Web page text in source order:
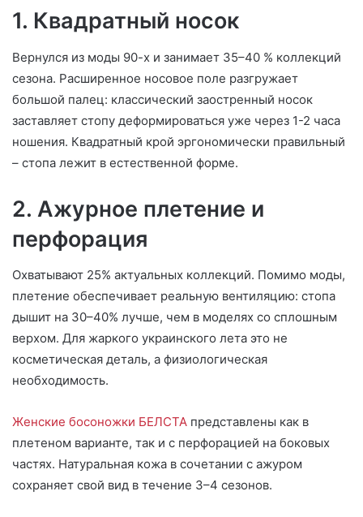
1. Квадратный носок
Вернулся из моды 90-х и занимает 35–40 % коллекций
сезона. Расширенное носовое поле разгружает
большой палец: классический заостренный носок
заставляет стопу деформироваться уже через 1-2 часа
ношения. Квадратный крой эргономически правильный
– стопа лежит в естественной форме.
2. Ажурное плетение и
перфорация
Охватывают 25% актуальных коллекций. Помимо моды,
плетение обеспечивает реальную вентиляцию: стопа
дышит на 30–40% лучше, чем в моделях со сплошным
верхом. Для жаркого украинского лета это не
косметическая деталь, а физиологическая
необходимость.
Женские босоножки БЕЛСТА представлены как в
плетеном варианте, так и с перфорацией на боковых
частях. Натуральная кожа в сочетании с ажуром
сохраняет свой вид в течение 3–4 сезонов.